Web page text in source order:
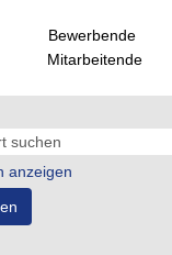
Bewerbende
Mitarbeitende
anzeigen